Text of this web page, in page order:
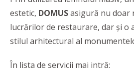
estetic, DOMUSasigură nu doar
lucrărilor de restaurare, dar și o
stilul arhitectural al
În lista de servicii mai intră: